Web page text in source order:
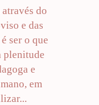
do
e das
ser o que
plenitude
e
em